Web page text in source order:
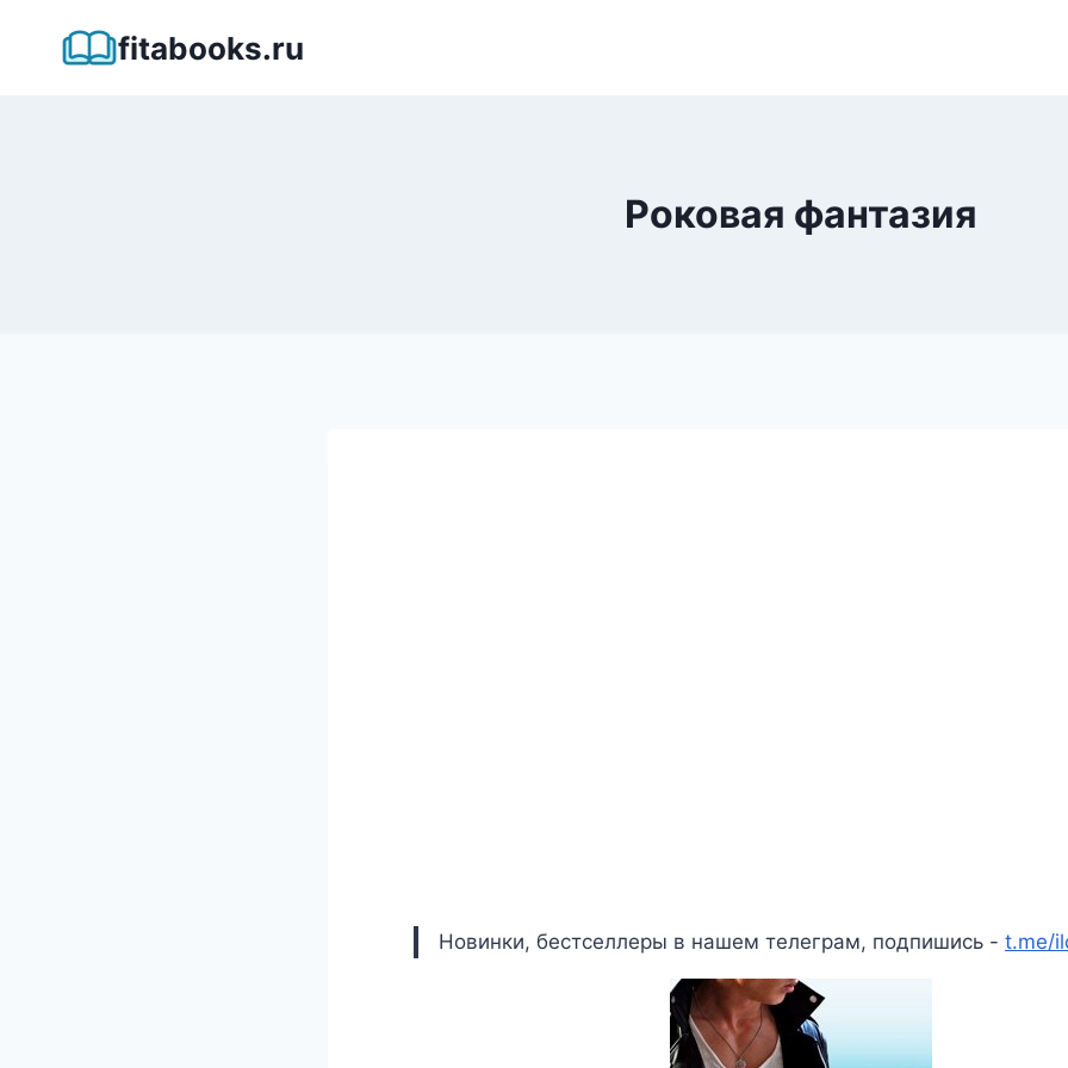
fitabooks.ru
Роковая фантазия
Новинки, бестселлеры в нашем телеграм, подпишись - t.me/